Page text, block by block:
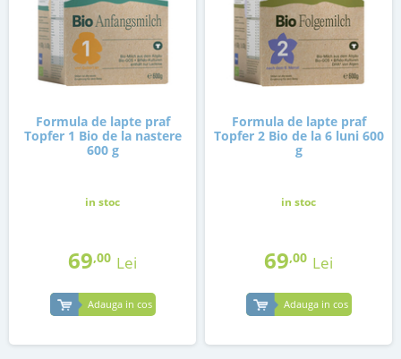
Formula de lapte praf
Topfer 1 Bio de la nastere
600 g
in stoc
69,00 Lei
Adauga in cos
Formula de lapte praf
Topfer 2 Bio de la 6 luni 600
g
in stoc
69,00 Lei
Adauga in cos